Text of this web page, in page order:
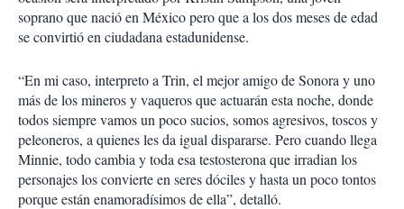
soprano que nació en México pero que a los dos meses de edad
se convirtió en ciudadana estadunidense.
“En mi caso, interpreto a Trin, el mejor amigo de Sonora y uno
más de los mineros y vaqueros que actuarán esta noche, donde
todos siempre vamos un poco sucios, somos agresivos, toscos y
peleoneros, a quienes les da igual dispararse. Pero cuando llega
Minnie, todo cambia y toda esa testosterona que irradian los
personajes los convierte en seres dóciles y hasta un poco tontos
porque están enamoradísimos de ella”, detalló.